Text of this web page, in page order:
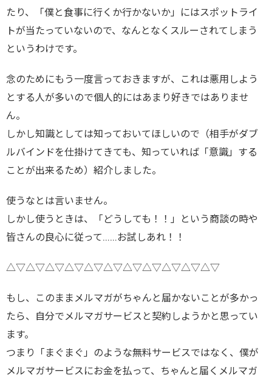
たり、「僕と食事に行くか行かないか」にはスポットライ
トが当たっていないので、なんとなくスルーされてしまう
というわけです。
念のためにもう一度言っておきますが、これは悪用しよう
とする人が多いので個人的にはあまり好きではありませ
ん。
しかし知識としては知っておいてほしいので（相手がダブ
ルバインドを仕掛けてきても、知っていれば「意識」する
ことが出来るため）紹介しました。
使うなとは言いません。
しかし使うときは、「どうしても！！」という商談の時や
皆さんの良心に従って……お試しあれ！！
△▽△▽△▽△▽△▽△▽△▽△▽△▽△▽△▽
もし、このままメルマガがちゃんと届かないことが多かっ
たら、自分でメルマガサービスと契約しようかと思ってい
ます。
つまり「まぐまぐ」のような無料サービスではなく、僕が
メルマガサービスにお金を払って、ちゃんと届くメルマガ